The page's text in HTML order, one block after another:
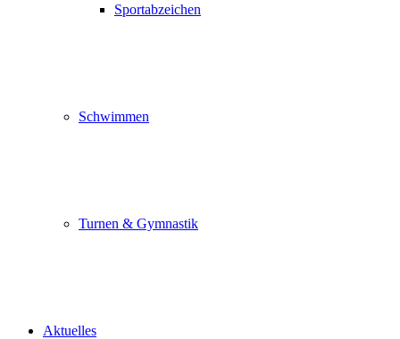
Sportabzeichen
Schwimmen
Turnen & Gymnastik
Aktuelles